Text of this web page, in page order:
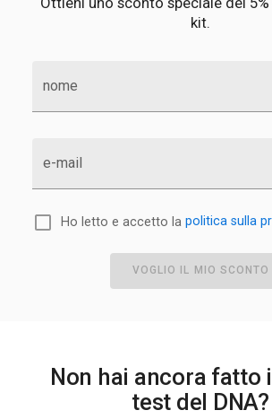
kit.
nome
e-mail
Ho letto e accetto la politica sulla
VOGLIO IL MIO SCONTO
Non hai ancora fatto
test del DNA?